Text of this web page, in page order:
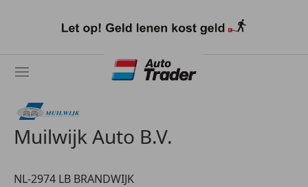
naar
Muilwijk Auto B.V.
NL-2974 LB BRANDWIJK